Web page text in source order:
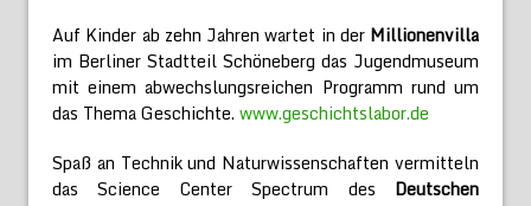
Auf Kinder ab zehn Jahren wartet in der Millionenvilla
im Berliner Stadtteil Schöneberg das Jugendmuseum
mit einem abwechslungsreichen Programm rund um
das Thema Geschichte. www.geschichtslabor.de
Spaß an Technik und Naturwissenschaften vermitteln
das Science Center Spectrum des Deutschen